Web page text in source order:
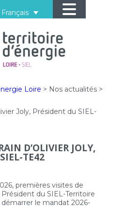
Français
Loire > Nos actualités>
Joly, Président du SIEL-
D’OLIVIER JOLY,
TE42
premières visites de
Président du SIEL-Territoire
démarrer le mandat 2026-